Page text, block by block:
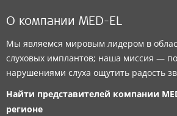
О компании MED-EL
Мы являемся мировым лидером в
слуховых имплантов; наша миссия —
нарушениями слуха ощутить радость
Найти представителей компании
регионе